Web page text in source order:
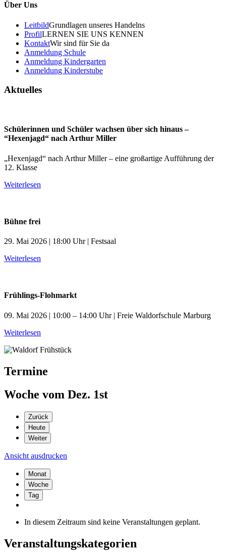
Über Uns
LeitbildGrundlagen unseres Handelns
ProfilLERNEN SIE UNS KENNEN
KontaktWir sind für Sie da
Anmeldung Schule
Anmeldung Kindergarten
Anmeldung Kinderstube
Aktuelles
Schülerinnen und Schüler wachsen über sich hinaus –
“Hexenjagd“ nach Arthur Miller
„Hexenjagd“ nach Arthur Miller – eine großartige Aufführung der
12. Klasse
Weiterlesen
Bühne frei
29. Mai 2026 | 18:00 Uhr | Festsaal
Weiterlesen
Frühlings-Flohmarkt
09. Mai 2026 | 10:00 – 14:00 Uhr | Freie Waldorfschule Marburg
Weiterlesen
Termine
Woche vom Dez. 1st
Zurück
Heute
Weiter
Ansicht ausdrucken
Monat
Woche
Tag
In diesem Zeitraum sind keine Veranstaltungen geplant.
Veranstaltungskategorien